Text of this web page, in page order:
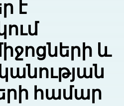
է
և
համար